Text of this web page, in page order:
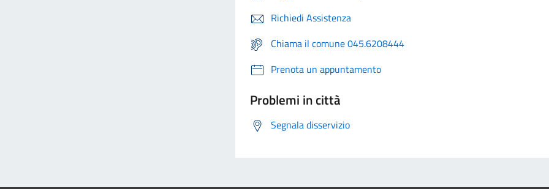
Richiedi Assistenza
Chiama il comune 045.6208444
Prenota un appuntamento
Problemi in città
Segnala disservizio